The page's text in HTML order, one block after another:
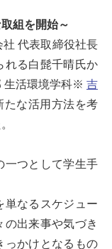
組を開始～
代表取締役社長
れる白髭千晴氏か
生活環境学科※ 吉
たな活用方法を考
一つとして学生手
単なるスケジュー
の出来事や気づき
っかけとなるもの